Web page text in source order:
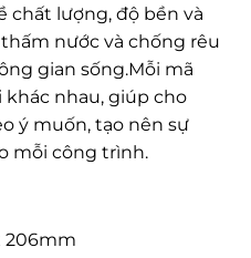
chất lượng, độ bền và
nước và chống rêu
gian sống.Mỗi mã
nhau, giúp cho
ý muốn, tạo nên sự
mỗi công trình.
206mm